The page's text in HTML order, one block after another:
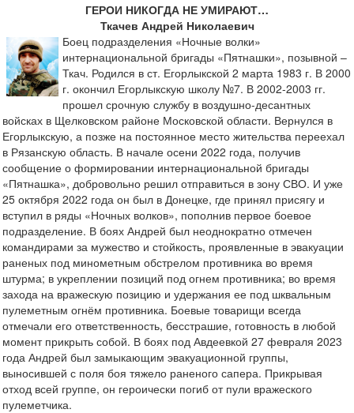
ГЕРОИ НИКОГДА НЕ УМИРАЮТ…
Ткачев Андрей Николаевич
Боец подразделения «Ночные волки»
интернациональной бригады «Пятнашки», позывной –
Ткач. Родился в ст. Егорлыкской 2 марта 1983 г. В 2000
г. окончил Егорлыкскую школу №7. В 2002-2003 гг.
прошел срочную службу в воздушно-десантных
войсках в Щелковском районе Московской области. Вернулся в
Егорлыкскую, а позже на постоянное место жительства переехал
в Рязанскую область. В начале осени 2022 года, получив
сообщение о формировании интернациональной бригады
«Пятнашка», добровольно решил отправиться в зону СВО. И уже
25 октября 2022 года он был в Донецке, где принял присягу и
вступил в ряды «Ночных волков», пополнив первое боевое
подразделение. В боях Андрей был неоднократно отмечен
командирами за мужество и стойкость, проявленные в эвакуации
раненых под минометным обстрелом противника во время
штурма; в укреплении позиций под огнем противника; во время
захода на вражескую позицию и удержания ее под шквальным
пулеметным огнём противника. Боевые товарищи всегда
отмечали его ответственность, бесстрашие, готовность в любой
момент прикрыть собой. В боях под Авдеевкой 27 февраля 2023
года Андрей был замыкающим эвакуационной группы,
выносившей с поля боя тяжело раненого сапера. Прикрывая
отход всей группе, он героически погиб от пули вражеского
пулеметчика.